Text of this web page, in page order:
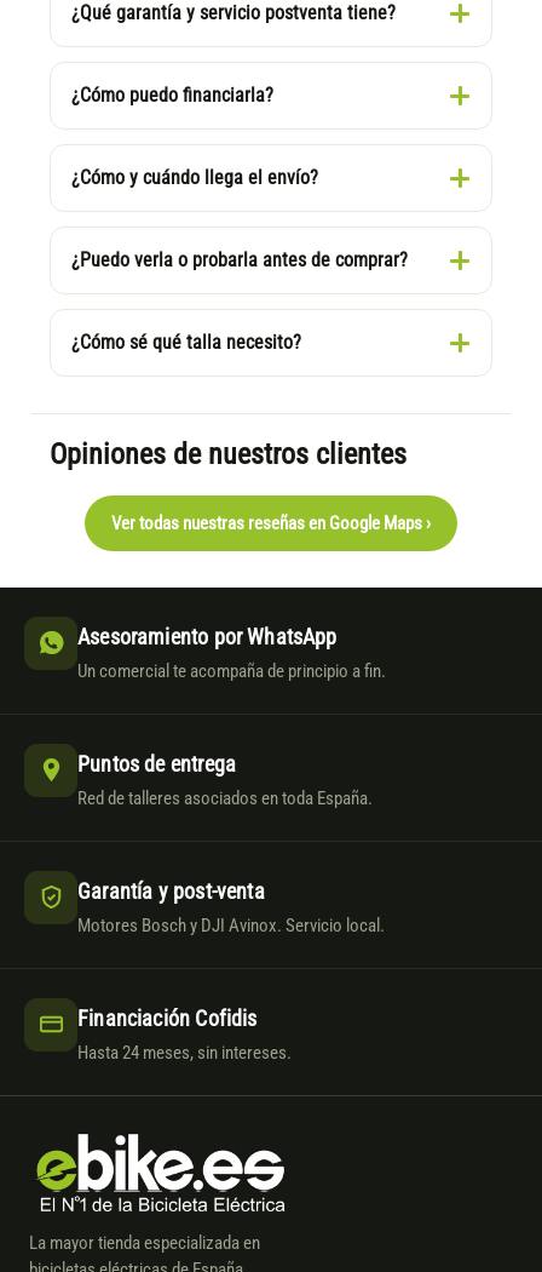
¿Qué garantía y servicio postventa tiene?
¿Cómo puedo financiarla?
¿Cómo y cuándo llega el envío?
¿Puedo verla o probarla antes de comprar?
¿Cómo sé qué talla necesito?
Opiniones de nuestros clientes
Ver todas nuestras reseñas en Google Maps ›
Asesoramiento por WhatsApp
Un comercial te acompaña de principio a fin.
Puntos de entrega
Red de talleres asociados en toda España.
Garantía y post-venta
Motores Bosch y DJI Avinox. Servicio local.
Financiación Cofidis
Hasta 24 meses, sin intereses.
La mayor tienda especializada en